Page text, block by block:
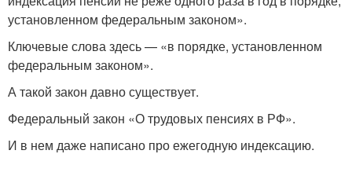
установленном федеральным законом».
Ключевые слова здесь — «в порядке, установленном
федеральным законом».
А такой закон давно существует.
Федеральный закон «О трудовых пенсиях в РФ».
И в нем даже написано про ежегодную индексацию.